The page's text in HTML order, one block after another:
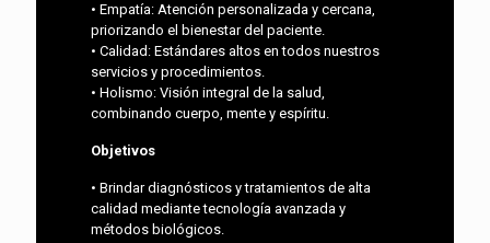
• Empatía: Atención personalizada y cercana,
priorizando el bienestar del paciente.
• Calidad: Estándares altos en todos nuestros
servicios y procedimientos.
• Holismo: Visión integral de la salud,
combinando cuerpo, mente y espíritu.
Objetivos
• Brindar diagnósticos y tratamientos de alta
calidad mediante tecnología avanzada y
métodos biológicos.